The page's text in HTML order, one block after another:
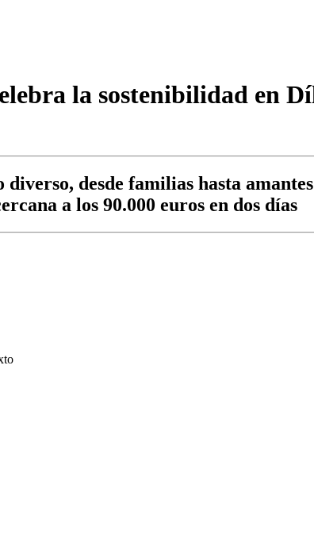
la sostenibilidad en
desde familias hasta
a los 90.000 euros en dos días